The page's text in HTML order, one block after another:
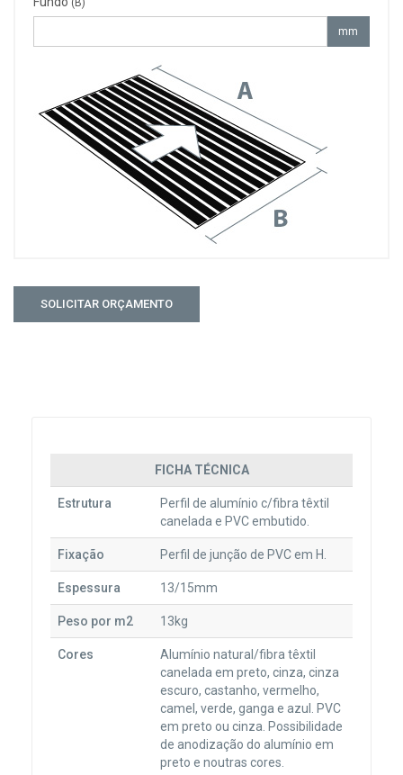
(B)
mm
FICHA TÉCNICA
Estrutura
Perfil de alumínio c/fibra têxtil
canelada e PVC embutido.
Fixação Perfil de junção de PVC em H.
Espessura 13/15mm
Peso por m2 13kg
Cores
Alumínio natural/fibra têxtil
canelada em preto, cinza, cinza
escuro, castanho, vermelho,
camel, verde, ganga e azul. PVC
em preto ou cinza. Possibilidade
de anodização do alumínio em
preto e noutras cores.